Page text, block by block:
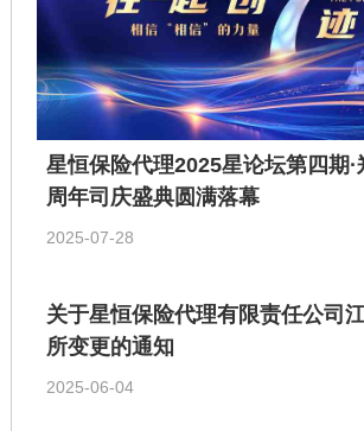
星恒保险代理2025星论坛第四期
周年司庆盛典圆满落幕
2025-07-28
关于星恒保险代理有限责任公司
所变更的通知
2025-06-04